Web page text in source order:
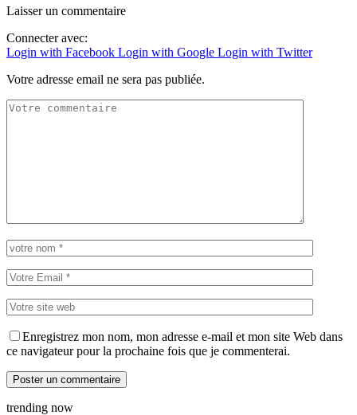
Laisser un commentaire
Connecter avec:
Login with Facebook Login with Google Login with Twitter
Votre adresse email ne sera pas publiée.
Enregistrez mon nom, mon adresse e-mail et mon site Web dans
ce navigateur pour la prochaine fois que je commenterai.
trending now